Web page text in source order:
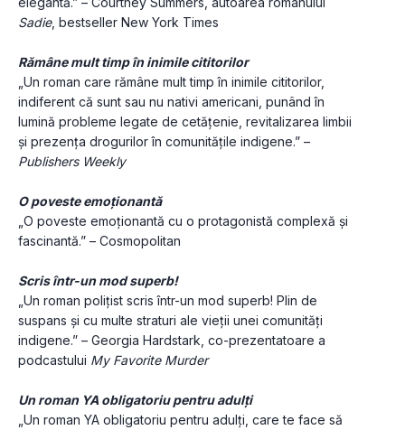
Sadie, bestseller New York Times
Rămâne mult timp în inimile cititorilor
„Un roman care rămâne mult timp în inimile cititorilor,
indiferent că sunt sau nu nativi americani, punând în
lumină probleme legate de cetățenie, revitalizarea limbii
Publishers Weekly
O poveste emoționantă
„O poveste emoționantă cu o protagonistă complexă și
fascinantă.” – Cosmopolitan
Scris într-un mod superb!
„Un roman polițist scris într-un mod superb! Plin de
suspans și cu multe straturi ale vieții unei comunități
indigene.” – Georgia Hardstark, co-prezentatoare a
podcastului My Favorite Murder
Un roman YA obligatoriu pentru adulți
„Un roman YA obligatoriu pentru adulți, care te face să